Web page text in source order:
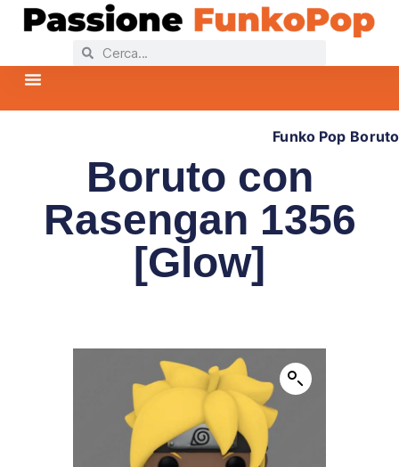
Boruto con
Rasengan 1356
[Glow]
Funko Pop Boruto